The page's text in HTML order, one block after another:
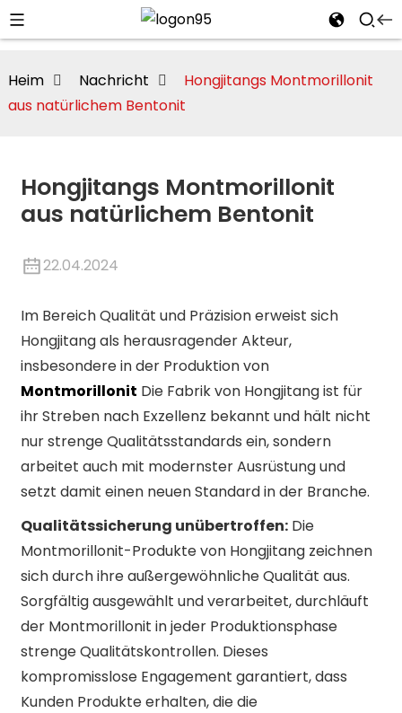
Heim Nachricht
Hongjitangs Montmorillonit
aus natürlichem Bentonit
Hongjitangs Montmorillonit
aus natürlichem Bentonit
22.04.2024
Im Bereich Qualität und Präzision erweist sich
Hongjitang als herausragender Akteur,
insbesondere in der Produktion von
Montmorillonit Die Fabrik von Hongjitang ist für
ihr Streben nach Exzellenz bekannt und hält nicht
nur strenge Qualitätsstandards ein, sondern
arbeitet auch mit modernster Ausrüstung und
setzt damit einen neuen Standard in der Branche.
Qualitätssicherung unübertroffen:Die
Montmorillonit-Produkte von Hongjitang zeichnen
sich durch ihre außergewöhnliche Qualität aus.
Sorgfältig ausgewählt und verarbeitet, durchläuft
der Montmorillonit in jeder Produktionsphase
strenge Qualitätskontrollen. Dieses
kompromisslose Engagement garantiert, dass
Kunden Produkte erhalten, die die